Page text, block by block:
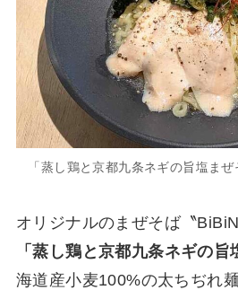
「蒸し鶏と京都九条ネギの旨塩ま
オリジナルのまぜそば〝
「蒸し鶏と京都九条ネギの旨
海道産小麦100%の太ちぢれ